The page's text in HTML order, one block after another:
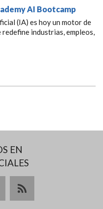
AI Bootcamp
(IA) es hoy un motor de
industrias, empleos,
EN